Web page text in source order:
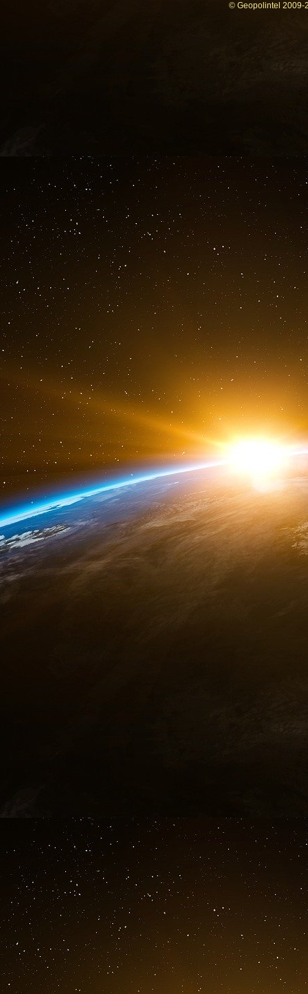
Historique de la Convention sur l’eau
• 1992 : Adoption de la Convention sur l’eau
• 1996 : Entrée en vigueur de la Convention
• 2003 : Adoption des amendements permettant
Membres des Nations Unies
• 2012 : Décision de la Réunion des Parties
demandes d’adhésion à la Convention
• 2013 : Entrée en vigueur des amendements de
• 1er mars 2016 : Opérationnalisation des
Unies peuvent accéder à la Convention
La Conférence des Nations Unies sur l’eau
24 mars 2023. Les engagements pris à cette
avenir où la sécurité hydrique sera assurée pour
Secrétaire général de l’ONU.
Le Président de l’Assemblée générale. M.
qui nous unit tous » pour arrêter le gaspillage
bien-être de l’humanité.
Pour le Secrétaire général, cela signifie
fondamental. Cela signifie réduire les pressions
garantir une prise de décision judicieuse et des
signifie développer de nouveaux systèmes
non viable de l’eau dans la production
La structure de cette privatisation du vivant
En France, la production d’eau
certaines régions asséchées
Depuis vendredi, Nestlé Waters a fermé
dans les Vosges, en raison de la sécheresse.
© Geopolintel 2009-